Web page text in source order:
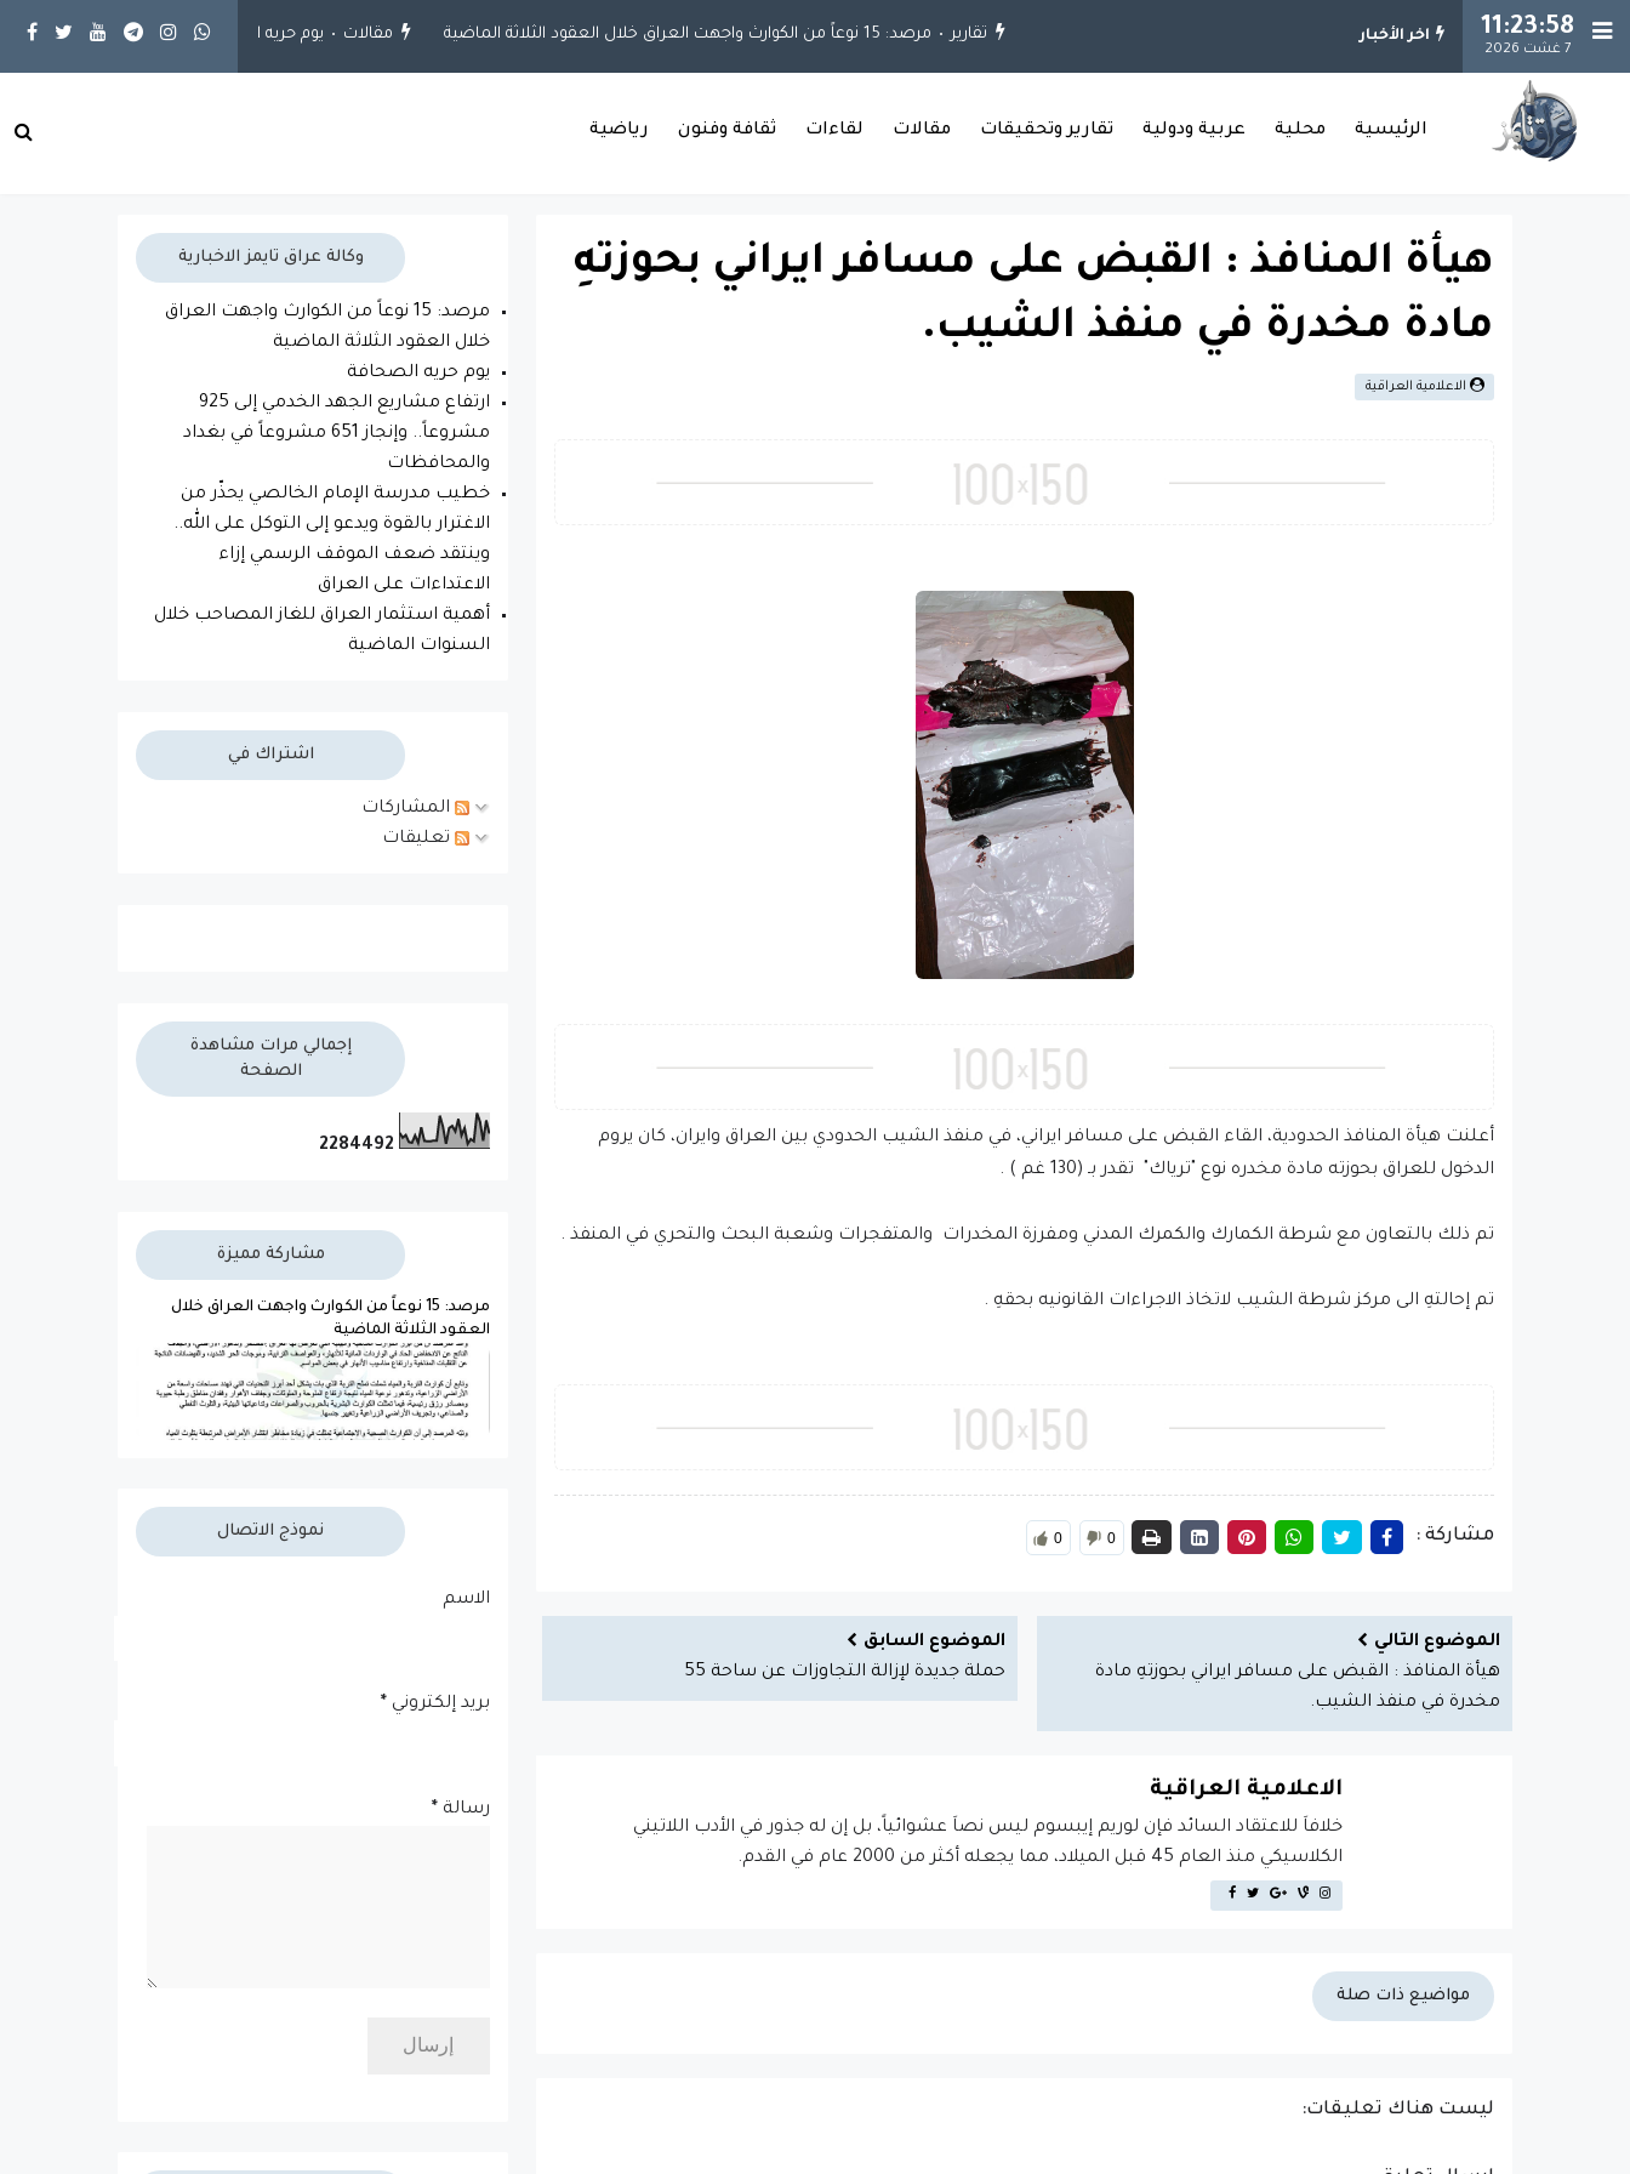
11:23:59
7 غشت 2026
اخر الأخبار تقارير مرصد: 15 نوعاً من الكوارث واجهت العراق خلال العقود الثلاثة الماضية مقالات يوم حريه الصحافة محلية ارتفاع مشاريع الجهد الخدمي إلى 925
الرئيسية محلية عربية ودولية تقارير وتحقيقات مقالات لقاءات ثقافة وفنون رياضية
هيأة المنافذ : القبض على مسافر ايراني بحوزتهِ
مادة مخدرة في منفذ الشيب.
الاعلامية العراقية
أعلنت هيأة المنافذ الحدودية، القاء القبض على مسافر ايراني، في منفذ الشيب الحدودي بين العراق وايران، كان يروم
الدخول للعراق بحوزته مادة مخدره نوع "ترياك" تقدر بـ (130 غم ) .
تم ذلك بالتعاون مع شرطة الكمارك والكمرك المدني ومفرزة المخدرات والمتفجرات وشعبة البحث والتحري في المنفذ .
تم إحالتهِ الى مركز شرطة الشيب لاتخاذ الاجراءات القانونيه بحقهِ .
مشاركة : 0 0
الموضوع التالي
هيأة المنافذ : القبض على مسافر ايراني بحوزتهِ مادة
مخدرة في منفذ الشيب.
الموضوع السابق
حملة جديدة لإزالة التجاوزات عن ساحة 55
الاعلامية العراقية
خلافاَ للاعتقاد السائد فإن لوريم إيبسوم ليس نصاَ عشوائياً، بل إن له جذور في الأدب اللاتيني
الكلاسيكي منذ العام 45 قبل الميلاد، مما يجعله أكثر من 2000 عام في القدم.
مواضيع ذات صلة
ليست هناك تعليقات:
وكالة عراق تايمز الاخبارية
مرصد: 15 نوعاً من الكوارث واجهت العراق
خلال العقود الثلاثة الماضية
يوم حريه الصحافة
ارتفاع مشاريع الجهد الخدمي إلى 925
مشروعاً.. وإنجاز 651 مشروعاً في بغداد
والمحافظات
خطيب مدرسة الإمام الخالصي يحذّر من
الاغترار بالقوة ويدعو إلى التوكل على الله..
وينتقد ضعف الموقف الرسمي إزاء
الاعتداءات على العراق
أهمية استثمار العراق للغاز المصاحب خلال
السنوات الماضية
اشتراك في
المشاركات
تعليقات
إجمالي مرات مشاهدة
الصفحة
2284492
مشاركة مميزة
مرصد: 15 نوعاً من الكوارث واجهت العراق خلال
العقود الثلاثة الماضية
نموذج الاتصال
الاسم
بريد إلكتروني *
رسالة *